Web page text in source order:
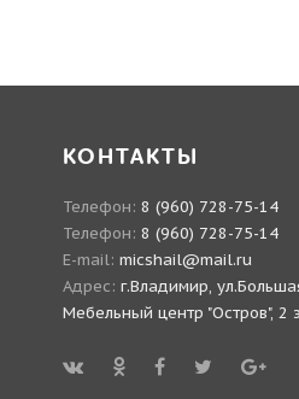
КОНТАКТЫ
Телефон: 8 (960) 728-75-14
Телефон: 8 (960) 728-75-14
E-mail: micshail@mail.ru
Адрес: г.Владимир,
Мебельный центр "Остров", 2